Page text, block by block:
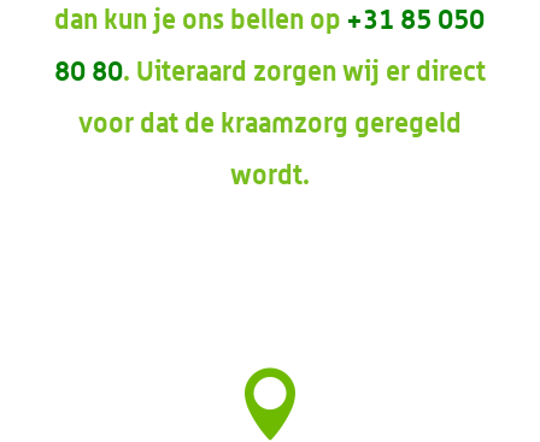
dan kun je ons bellen op +31 85 050
80 80. Uiteraard zorgen wij er direct
voor dat de kraamzorg geregeld
wordt.
